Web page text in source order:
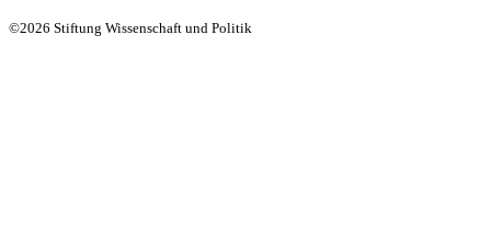
©2026 Stiftung Wissenschaft und Politik